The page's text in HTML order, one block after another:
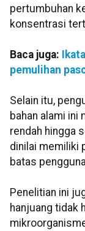
pertumbuhan
konsentrasi
Baca juga:
pemulihan
Selain itu,
bahan alami
rendah hingga
dinilai memiliki
batas
Penelitian ini
hanjuang tidak